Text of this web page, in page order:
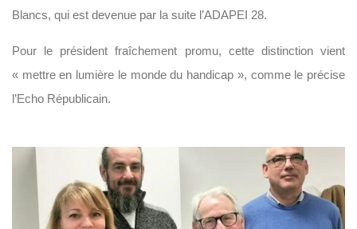
Blancs, qui est devenue par la suite l’ADAPEI 28.
Pour le président fraîchement promu, cette distinction vient
« mettre en lumière le monde du handicap », comme le précise
l’Echo Républicain.